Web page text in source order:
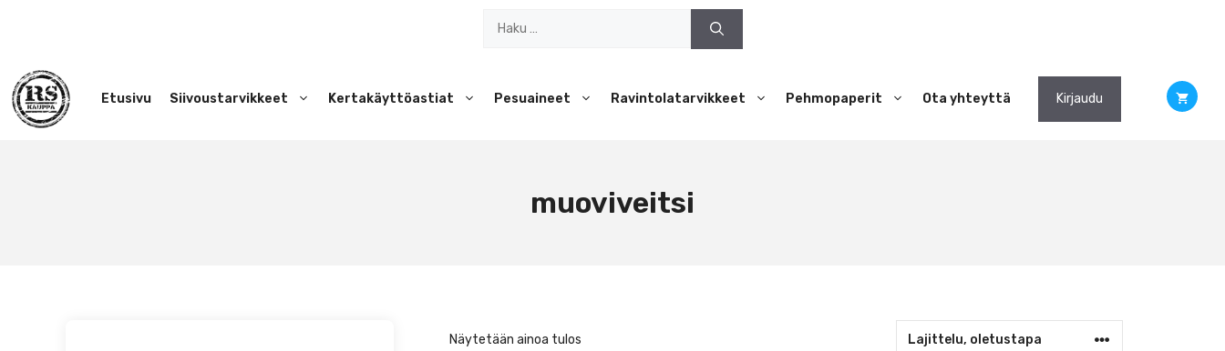
Etusivu Siivoustarvikkeet Kertakäyttöastiat Pesuaineet Ravintolatarvikkeet Pehmopaperit Ota yhteyttä Kirjaudu
muoviveitsi
Näytetään ainoa tulos